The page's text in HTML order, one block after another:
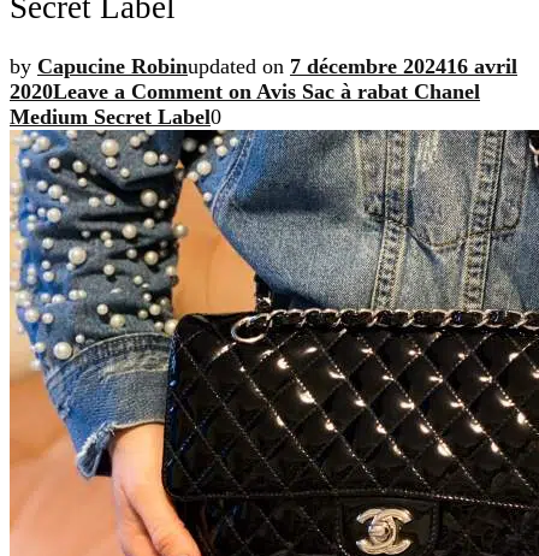
Secret Label
by Capucine Robinupdated on 7 décembre 202416 avril
2020Leave a Comment on Avis Sac à rabat Chanel
Medium Secret Label0